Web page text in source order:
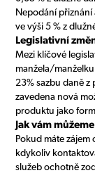
Nepodání přiznání
ve výši 5 % z
Legislativní
Mezi klíčové
manžela/
23% sazbu daně
zavedena nová
produktu jako
Jak vám
Pokud máte
kdykoliv
služeb ochotně